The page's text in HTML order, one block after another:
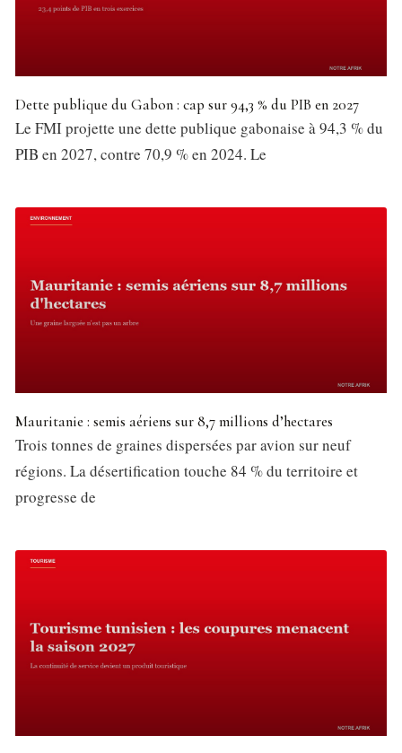
Dette publique du Gabon : cap sur 94,3 % du PIB en 2027
Le FMI projette une dette publique gabonaise à 94,3 % du
PIB en 2027, contre 70,9 % en 2024. Le
Mauritanie : semis aériens sur 8,7 millions d’hectares
Trois tonnes de graines dispersées par avion sur neuf
régions. La désertification touche 84 % du territoire et
progresse de